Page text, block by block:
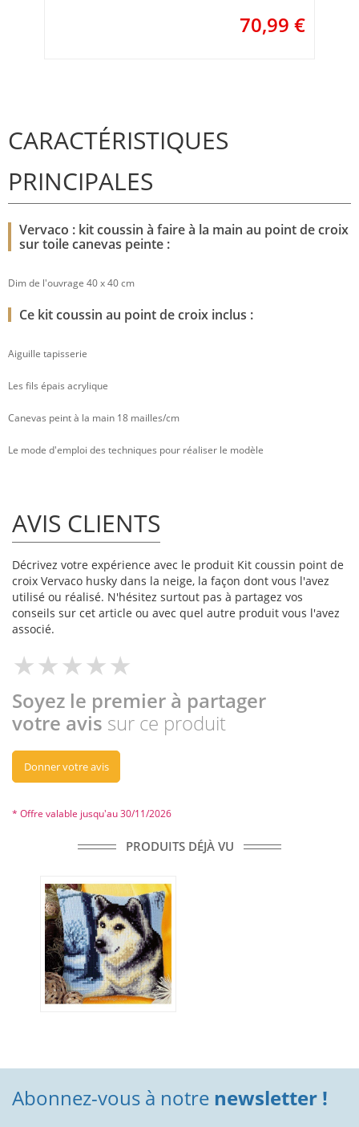
70,99 €
CARACTÉRISTIQUES
PRINCIPALES
Vervaco : kit coussin à faire à la main au point de croix
sur toile canevas peinte :
Dim de l'ouvrage 40 x 40 cm
Ce kit coussin au point de croix inclus :
Aiguille tapisserie
Les fils épais acrylique
Canevas peint à la main 18 mailles/cm
Le mode d'emploi des techniques pour réaliser le modèle
AVIS CLIENTS
Décrivez votre expérience avec le produit Kit coussin point de
croix Vervaco husky dans la neige, la façon dont vous l'avez
utilisé ou réalisé. N'hésitez surtout pas à partagez vos
conseils sur cet article ou avec quel autre produit vous l'avez
associé.
Soyez le premier à partager
votre avis sur ce produit
Donner votre avis
* Offre valable jusqu'au 30/11/2026
PRODUITS DÉJÀ VU
Abonnez-vous à notre newsletter !